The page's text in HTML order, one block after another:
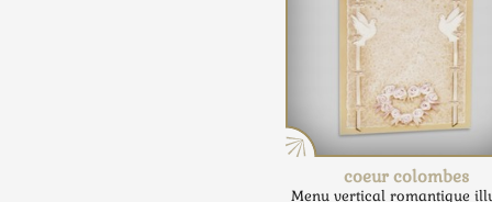
coeur colombes
Menu vertical romantique